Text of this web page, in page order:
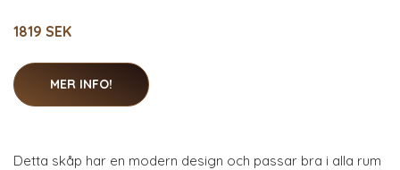
1819 SEK
MER INFO!
Detta skåp har en modern design och passar bra i alla rum